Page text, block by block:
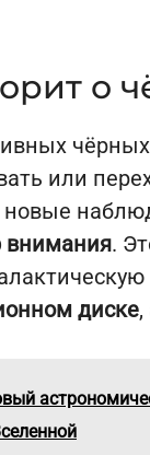
о
или
внимания.
диске